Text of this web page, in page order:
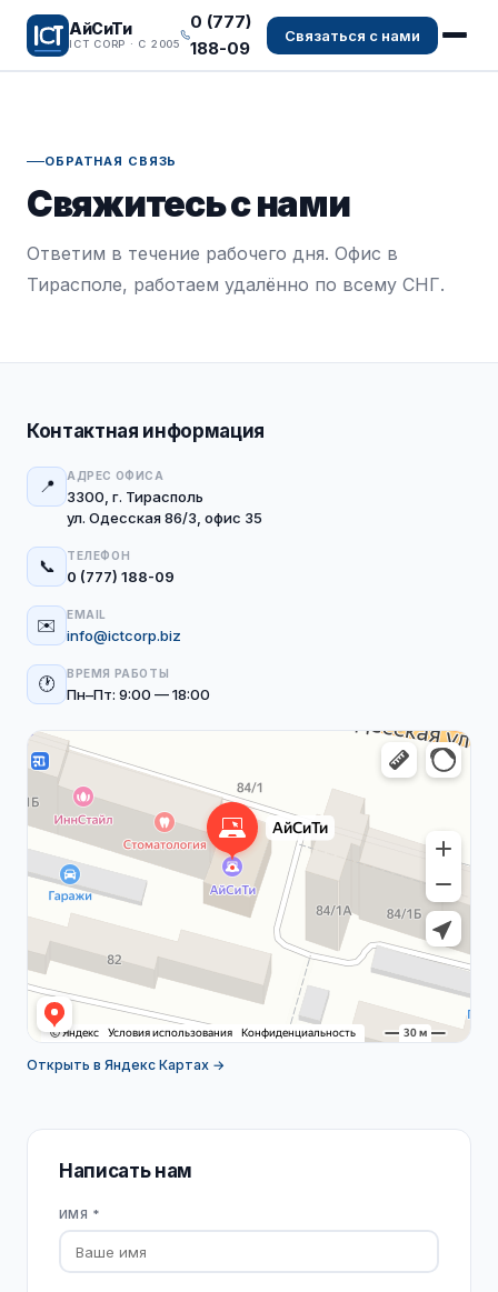
АйСиТи
ICT CORP · С 2005
0 (777)
188-09
Связаться с нами
ОБРАТНАЯ СВЯЗЬ
Свяжитесь с нами
Ответим в течение рабочего дня. Офис в
Тирасполе, работаем удалённо по всему СНГ.
Контактная информация
📍 АДРЕС ОФИСА
3300, г. Тирасполь
ул. Одесская 86/3, офис 35
📞 ТЕЛЕФОН
0 (777) 188-09
✉️ EMAIL
info@ictcorp.biz
🕐 ВРЕМЯ РАБОТЫ
Пн–Пт: 9:00 — 18:00
Открыть в Яндекс Картах →
Написать нам
ИМЯ *